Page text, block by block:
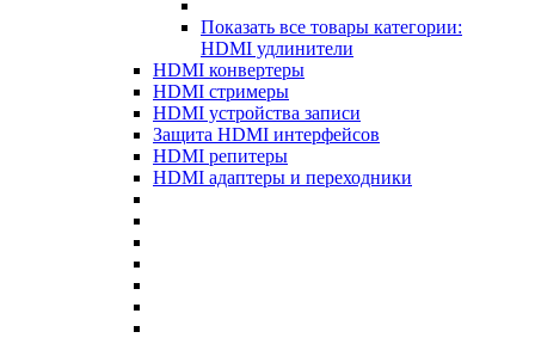
Показать все товары категории:
HDMI удлинители
HDMI конвертеры
HDMI стримеры
HDMI устройства записи
Защита HDMI интерфейсов
HDMI репитеры
HDMI адаптеры и переходники